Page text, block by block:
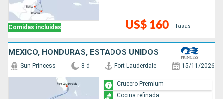
Comidas incluidas US$ 160 +Tasas
MÉXICO, HONDURAS, ESTADOS UNIDOS
Sun Princess 8 d Fort Lauderdale 15/11/2026
Crucero Premium
Cocina refinada